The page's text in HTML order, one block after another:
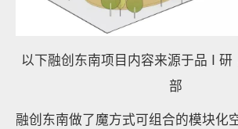
以下融创东南项目内容来源于品 I
部
融创东南做了魔方式可组合的模块化